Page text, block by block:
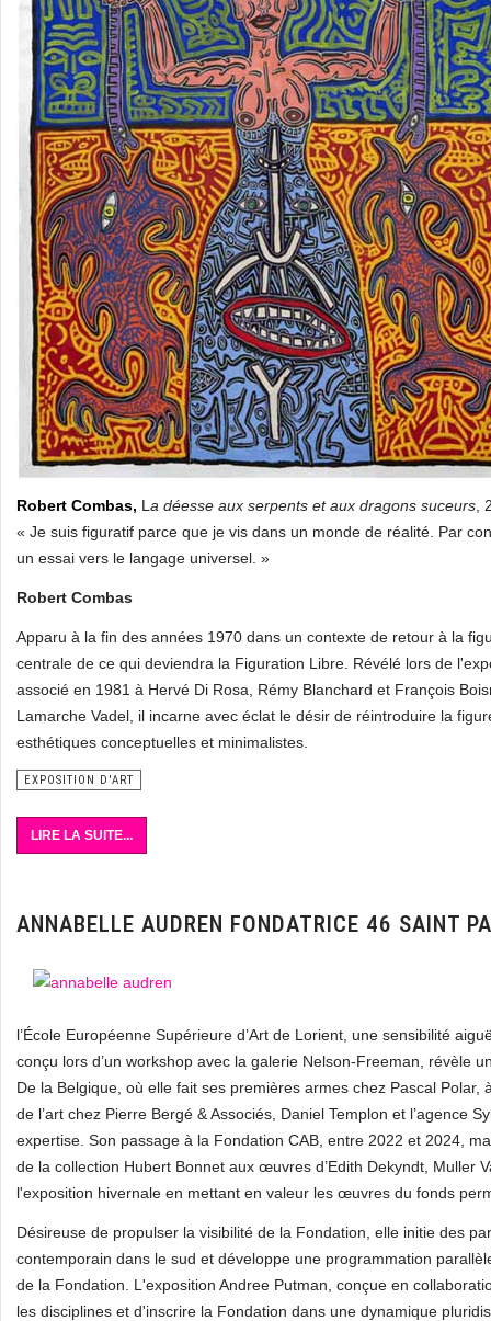
Robert Combas, L a déesse aux serpents et aux dragons suceurs
« Je suis figuratif parce que je vis dans un monde de réalité. Par
un essai vers le langage universel. »
Robert Combas
Apparu à la fin des années 1970 dans un contexte de retour à la
centrale de ce qui deviendra la Figuration Libre. Révélé lors de
associé en 1981 à Hervé Di Rosa, Rémy Blanchard et François
Lamarche Vadel, il incarne avec éclat le désir de réintroduire la
esthétiques conceptuelles et minimalistes.
EXPOSITION D'ART
LIRE LA SUITE...
ANNABELLE AUDREN FONDATRICE 46 SAINT
l’École Européenne Supérieure d’Art de Lorient, une sensibilité
conçu lors d’un workshop avec la galerie Nelson-Freeman, révèle
De la Belgique, où elle fait ses premières armes chez Pascal
de l’art chez Pierre Bergé & Associés, Daniel Templon et l’agence
expertise. Son passage à la Fondation CAB, entre 2022 et 2024,
de la collection Hubert Bonnet aux œuvres d’Edith Dekyndt, Muller
l'exposition hivernale en mettant en valeur les œuvres du fonds
Désireuse de propulser la visibilité de la Fondation, elle initie des
contemporain dans le sud et développe une programmation
de la Fondation. L'exposition Andree Putman, conçue en
les disciplines et d'inscrire la Fondation dans une dynamique